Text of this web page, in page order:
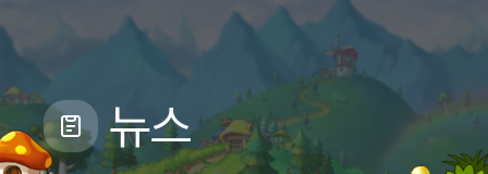
공지사항
업데이트
캐시샵 공지
메이플 알림판
with maple
게임정보
직업소개
확률형 아이템
NEXON NOW
뉴스